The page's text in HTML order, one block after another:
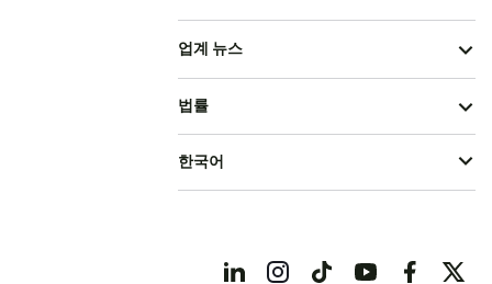
업계 뉴스
법률
한국어